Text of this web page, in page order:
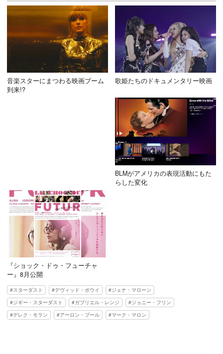
音楽スターにまつわる映画ブーム
到来!?
歌姫たちのドキュメンタリー映画
BLMがアメリカの表現活動にもた
らした変化
『ショック・ドゥ・フューチャ
ー』8月公開
スターダスト デヴィッド・ボウイ
ジェナ・マローン
ジギー・スターダスト
ガブリエル・レンジ
ジョニー・フリン
デレク・モラン
アーロン・プール マーク・マロン